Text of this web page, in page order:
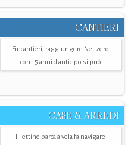
CANTIERI
Fincantieri, raggiungere Net zero
con 15 anni d'anticipo si può
CASE & ARREDI
Il lettino barca a vela fa navigare